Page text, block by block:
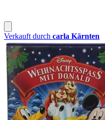
Verkauft durch carla Kärnten